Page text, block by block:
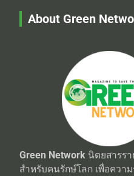
About Green
Green Network นิตยสารรา
สำหรับคนรักษ์โลก เพื่อควา